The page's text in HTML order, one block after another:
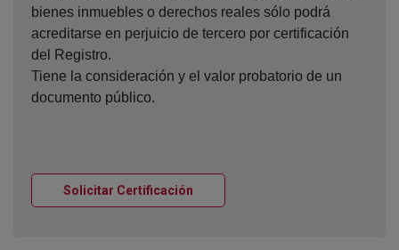
bienes inmuebles o derechos reales sólo podrá
acreditarse en perjuicio de tercero por certificación
del Registro.
Tiene la consideración y el valor probatorio de un
documento público.
Solicitar Certificación